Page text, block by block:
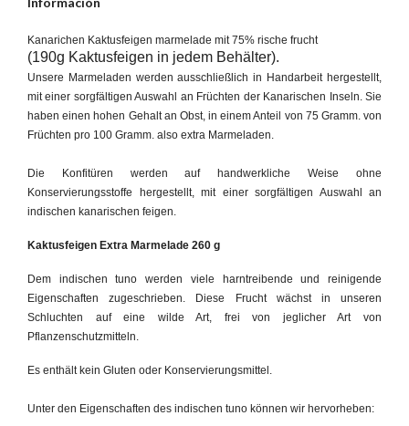
Kanarichen Kaktusfeigen marmelade mit 75% rische frucht
(190g Kaktusfeigen in jedem Behälter).
Unsere Marmeladen werden ausschließlich in Handarbeit hergestellt,
mit einer sorgfältigen Auswahl an Früchten der Kanarischen Inseln. Sie
haben einen hohen Gehalt an Obst, in einem Anteil von 75 Gramm. von
Früchten pro 100 Gramm. also extra Marmeladen.
Die Konfitüren werden auf handwerkliche Weise ohne
Konservierungsstoffe hergestellt, mit einer sorgfältigen Auswahl an
indischen kanarischen feigen.
Kaktusfeigen Extra Marmelade 260 g
Dem indischen tuno werden viele harntreibende und reinigende
Eigenschaften zugeschrieben. Diese Frucht wächst in unseren
Schluchten auf eine wilde Art, frei von jeglicher Art von
Pflanzenschutzmitteln.
Es enthält kein Gluten oder Konservierungsmittel.
Unter den Eigenschaften des indischen tuno können wir hervorheben: